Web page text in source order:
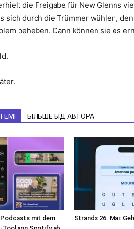
die Freigabe für New Glenns
sich durch die Trümmer wühlen,
beheben. Dann können sie es
БІЛЬШЕ ВІД АВТОРА
Podcasts mit dem
Strands 26. Mai: